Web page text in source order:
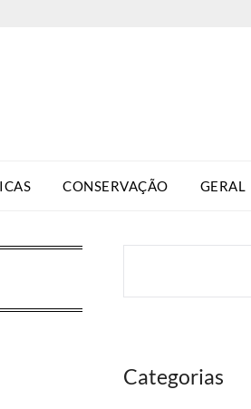
CONSERVAÇÃO GERAL
Categorias